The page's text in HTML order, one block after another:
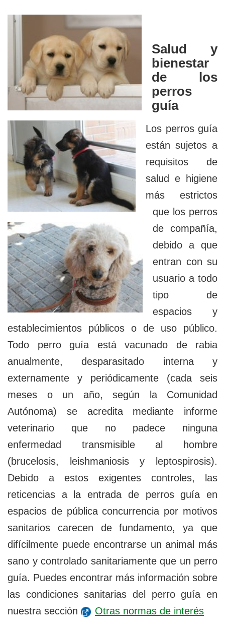
Salud y
bienestar
de los
perros
guía
Los perros guía
están sujetos a
requisitos de
salud e higiene
más estrictos
que los perros
de compañía,
debido a que
entran con su
usuario a todo
tipo de
espacios y
establecimientos públicos o de uso público.
Todo perro guía está vacunado de rabia
anualmente, desparasitado interna y
externamente y periódicamente (cada seis
meses o un año, según la Comunidad
Autónoma) se acredita mediante informe
veterinario que no padece ninguna
enfermedad transmisible al hombre
(brucelosis, leishmaniosis y leptospirosis).
Debido a estos exigentes controles, las
reticencias a la entrada de perros guía en
espacios de pública concurrencia por motivos
sanitarios carecen de fundamento, ya que
difícilmente puede encontrarse un animal más
sano y controlado sanitariamente que un perro
guía. Puedes encontrar más información sobre
las condiciones sanitarias del perro guía en
nuestra sección
Otras normas de interés